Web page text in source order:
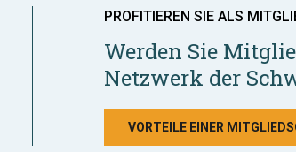
PROFITIEREN SIE ALS
Werden Sie
Netzwerk der
VORTEILE EINER